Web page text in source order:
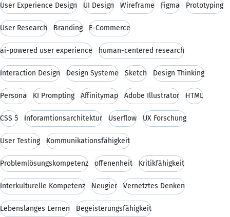
User Experience Design UI Design Wireframe Figma Prototyping
User Research Branding E-Commerce
ai-powered user experience human-centered research
Interaction Design Design Systeme Sketch Design Thinking
Persona KI Prompting Affinitymap Adobe Illustrator HTML
CSS 5 Inforamtionsarchitektur Userflow UX Forschung
User Testing Kommunikationsfähigkeit
Problemlösungskompetenz offenenheit Kritikfähigkeit
Interkulturelle Kompetenz Neugier Vernetztes Denken
Lebenslanges Lernen Begeisterungsfähigkeit